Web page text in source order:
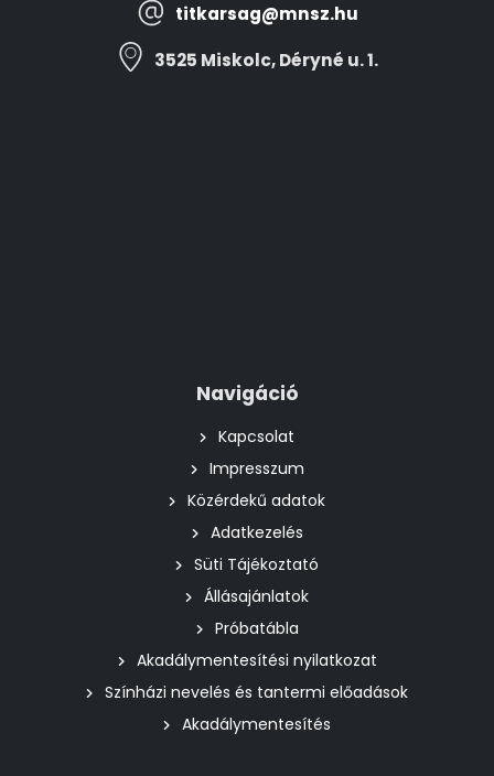
titkarsag@mnsz.hu
3525 Miskolc, Déryné u. 1.
Navigáció
Kapcsolat
Impresszum
Közérdekű adatok
Adatkezelés
Süti Tájékoztató
Állásajánlatok
Próbatábla
Akadálymentesítési nyilatkozat
Színházi nevelés és tantermi előadások
Akadálymentesítés